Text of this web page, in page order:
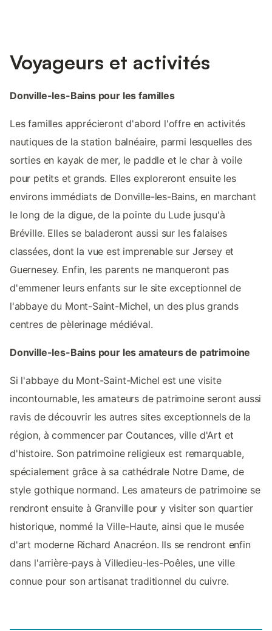
Voyageurs et activités
Donville-les-Bains pour les familles
Les familles apprécieront d'abord l'offre en activités
nautiques de la station balnéaire, parmi lesquelles des
sorties en kayak de mer, le paddle et le char à voile
pour petits et grands. Elles exploreront ensuite les
environs immédiats de Donville-les-Bains, en marchant
le long de la digue, de la pointe du Lude jusqu'à
Bréville. Elles se baladeront aussi sur les falaises
classées, dont la vue est imprenable sur Jersey et
Guernesey. Enfin, les parents ne manqueront pas
d'emmener leurs enfants sur le site exceptionnel de
l'abbaye du Mont-Saint-Michel, un des plus grands
centres de pèlerinage médiéval.
Donville-les-Bains pour les amateurs de patrimoine
Si l'abbaye du Mont-Saint-Michel est une visite
incontournable, les amateurs de patrimoine seront aussi
ravis de découvrir les autres sites exceptionnels de la
région, à commencer par Coutances, ville d'Art et
d'histoire. Son patrimoine religieux est remarquable,
spécialement grâce à sa cathédrale Notre Dame, de
style gothique normand. Les amateurs de patrimoine se
rendront ensuite à Granville pour y visiter son quartier
historique, nommé la Ville-Haute, ainsi que le musée
d'art moderne Richard Anacréon. Ils se rendront enfin
dans l'arrière-pays à Villedieu-les-Poêles, une ville
connue pour son artisanat traditionnel du cuivre.